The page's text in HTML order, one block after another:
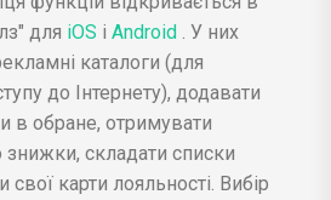
для iOS і Android . У них
каталоги (для
до Інтернету), додавати
в обране, отримувати
складати списки
свої карти лояльності. Вибір